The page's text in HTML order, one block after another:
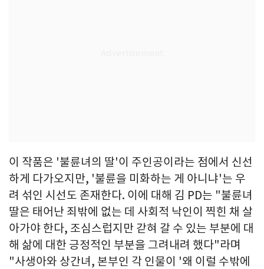
이 작품은 '불륜녀의 딸'이 주인공이라는 점에서 신선
하게 다가오지만, '불륜을 미화하는 게 아니냐'는 우
려 섞인 시선도 존재한다. 이에 대해 김 PD는 "불륜녀
딸은 태어난 죄밖에 없는 데 사회적 낙인이 찍힌 채 살
아가야 한다, 조심스럽지만 갇혀 갈 수 있는 부분에 대
해 삶에 대한 긍정적인 부분을 그려내려 했다"라며
"사생아와 상간녀, 본부인 각 인물이 '왜 이럴 수밖에